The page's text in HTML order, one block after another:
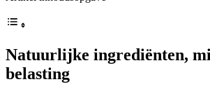
Natuurlijke ingrediënten,
belasting